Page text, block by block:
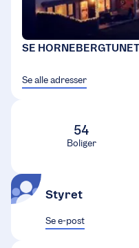
SE
Se alle adresser
54
Boliger
Styret
Se e-post